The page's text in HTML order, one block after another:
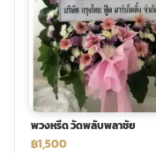
พวงหรีด วัดพลับพลาชัย
฿1,500